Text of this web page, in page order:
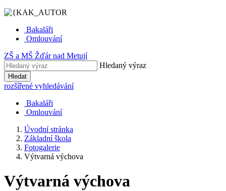
Bakaláři
Omlouvání
ZŠ a MŠ Žďár nad Metují
Hledaný výraz
Hledat
rozšířené vyhledávání
Bakaláři
Omlouvání
Úvodní stránka
Základní škola
Fotogalerie
Výtvarná výchova
Výtvarná výchova